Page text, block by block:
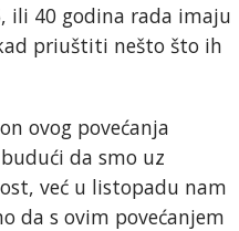
ili 40 godina rada imaju
priuštiti nešto što ih
ovog povećanja
da smo uz
već u listopadu nam
da s ovim povećanjem